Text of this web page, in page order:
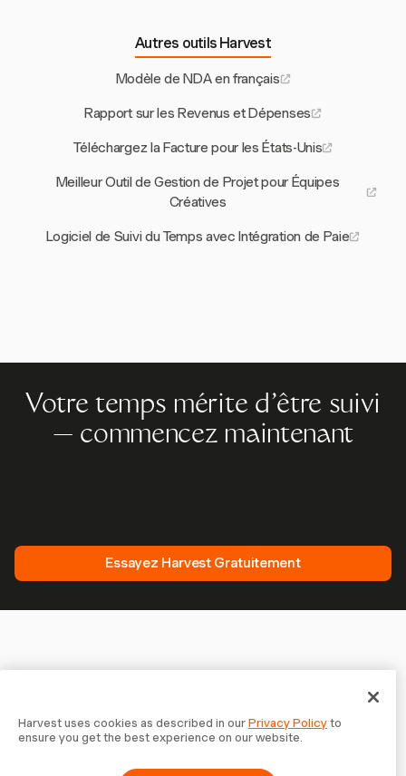
Autres outils Harvest
Modèle de NDA en français
Rapport sur les Revenus et Dépenses
Téléchargez la Facture pour les États-Unis
Meilleur Outil de Gestion de Projet pour Équipes
Créatives
Logiciel de Suivi du Temps avec Intégration de Paie
Votre temps mérite d'être suivi
— commencez maintenant
Essayez Harvest Gratuitement
Harvest uses cookies as described in ourPrivacy Policyto
ensure you get the best experience on our website.